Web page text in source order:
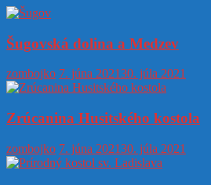
Šugovská dolina a Medzev
zombojko 7. júna 202130. júla 2021
Zrúcanina Husitského kostola
zombojko 7. júna 202130. júla 2021